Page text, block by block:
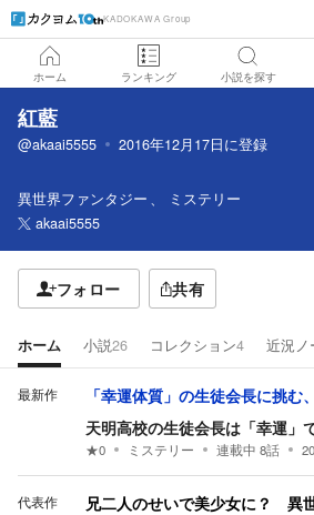
KADOKAWA Group
ホーム ランキング 小説を探す
紅藍
@akaai5555 2016年12月17日に登録
異世界ファンタジー
ミステリー
akaai5555
フォロー 共有
ホーム 小説26 コレクション4 近況ノ
最新作 「幸運体質」の生徒会長に挑む
天明高校の生徒会長は「幸運」
★0 ミステリー 連載中 8話
代表作
兄二人のせいで美少女に？ 異